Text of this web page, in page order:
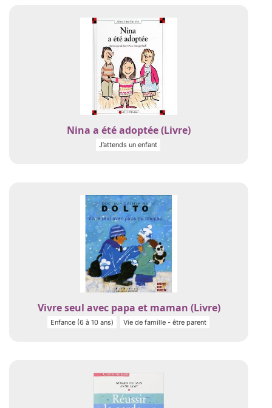
Nina a été adoptée (Livre)
J’attends un enfant
Vivre seul avec papa et maman (Livre)
Enfance (6 à 10 ans) Vie de famille - être parent